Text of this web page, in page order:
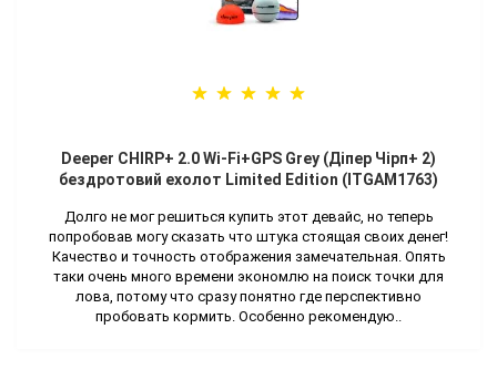
Deeper CHIRP+ 2.0 Wi-Fi+GPS Grey (Діпер Чірп+ 2)
бездротовий ехолот Limited Edition (ITGAM1763)
Долго не мог решиться купить этот девайс, но теперь
попробовав могу сказать что штука стоящая своих денег!
Качество и точность отображения замечательная. Опять
таки очень много времени экономлю на поиск точки для
лова, потому что сразу понятно где перспективно
пробовать кормить. Особенно рекомендую..